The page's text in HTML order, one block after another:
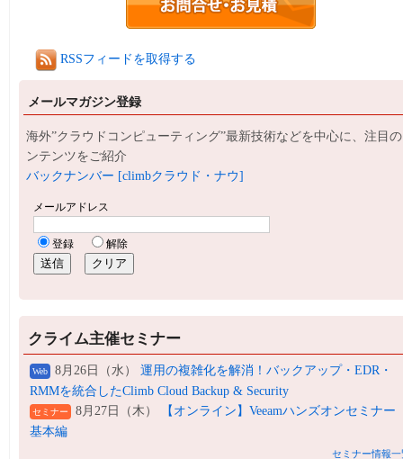
RSSフィードを取得する
メールマガジン登録
海外”クラウドコンピューティング”最新技術などを中心に、注目
ンテンツをご紹介
バックナンバー [climbクラウド・ナウ]
クライム主催セミナー
Web 8月26日（水） 運用の複雑化を解消！バックアップ・EDR・
RMMを統合したClimb Cloud Backup & Security
セミナー 8月27日（木）
【オンライン】Veeamハンズオンセミナー
基本編
セミナー情報一